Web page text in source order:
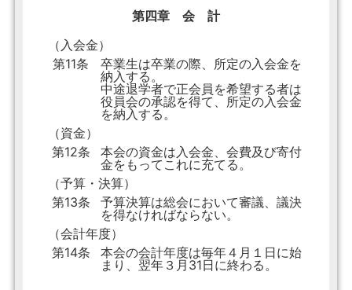
第四章 会 計
（入会金）
第11条
卒業生は卒業の際、所定の入会金を
納入する。
中途退学者で正会員を希望する者は
役員会の承認を得て、所定の入会金
を納入する。
（資金）
第12条
本会の資金は入会金、会費及び寄付
金をもってこれに充てる。
（予算・決算）
第13条
予算決算は総会において審議、議決
を得なければならない。
（会計年度）
第14条
本会の会計年度は毎年４月１日に始
まり、翌年３月31日に終わる。